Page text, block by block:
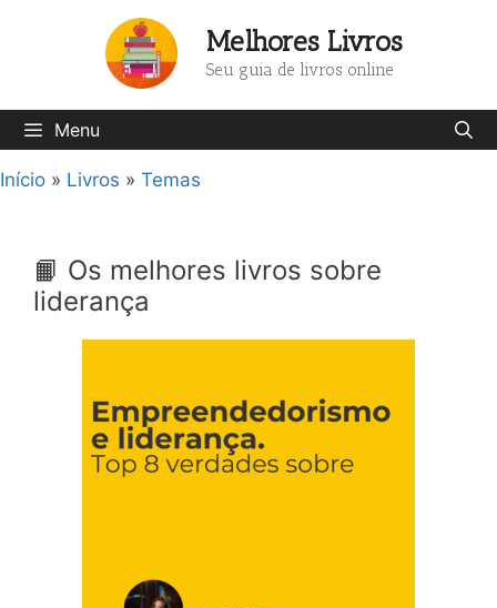
Melhores Livros
Seu guia de livros online
Menu
Início » Livros » Temas
📙 Os melhores livros sobre
liderança